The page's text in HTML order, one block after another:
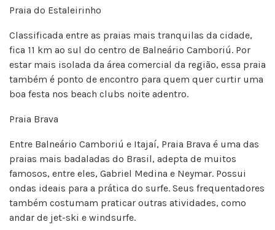
Praia do Estaleirinho
Classificada entre as praias mais tranquilas da cidade,
fica 11 km ao sul do centro de Balneário Camboriú. Por
estar mais isolada da área comercial da região, essa praia
também é ponto de encontro para quem quer curtir uma
boa festa nos beach clubs noite adentro.
Praia Brava
Entre Balneário Camboriú e Itajaí, Praia Brava é uma das
praias mais badaladas do Brasil, adepta de muitos
famosos, entre eles, Gabriel Medina e Neymar. Possui
ondas ideais para a prática do surfe. Seus frequentadores
também costumam praticar outras atividades, como
andar de jet-ski e windsurfe.